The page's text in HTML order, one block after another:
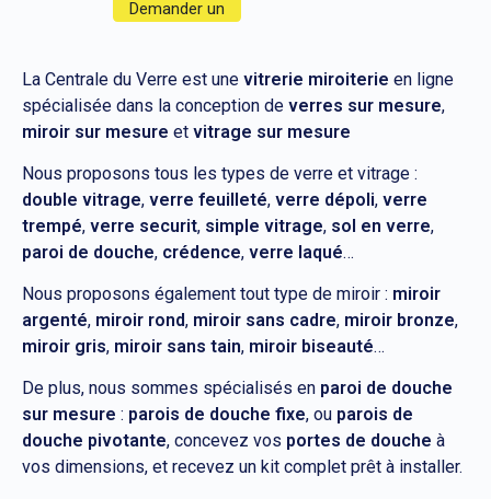
Demander un
La Centrale du Verre est une vitrerie miroiterie en ligne
spécialisée dans la conception de verres sur mesure,
miroir sur mesure et vitrage sur mesure
Nous proposons tous les types de verre et vitrage :
double vitrage, verre feuilleté, verre dépoli, verre
trempé, verre securit, simple vitrage, sol en verre,
paroi de douche, crédence, verre laqué…
Nous proposons également tout type de miroir : miroir
argenté, miroir rond, miroir sans cadre, miroir bronze,
miroir gris, miroir sans tain, miroir biseauté…
De plus, nous sommes spécialisés en paroi de douche
sur mesure : parois de douche fixe, ou parois de
douche pivotante, concevez vos portes de douche à
vos dimensions, et recevez un kit complet prêt à installer.